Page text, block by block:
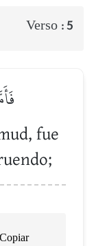
Verso :5
fue
Copiar